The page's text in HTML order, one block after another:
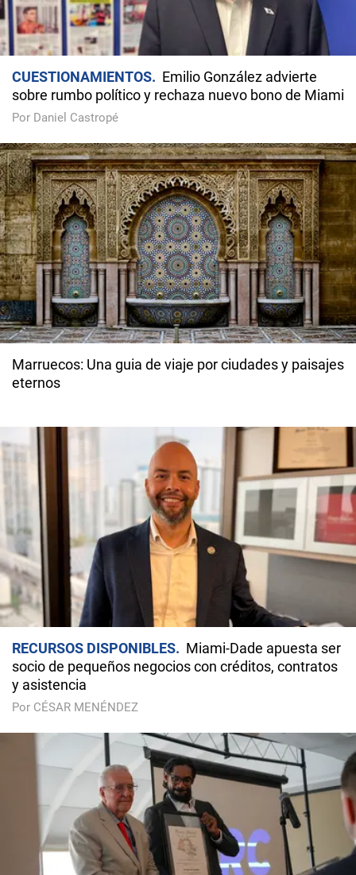
CUESTIONAMIENTOS
Emilio González advierte
sobre rumbo político y rechaza nuevo bono de Miami
Por Daniel Castropé
Marruecos: Una guia de viaje por ciudades y paisajes
eternos
RECURSOS DISPONIBLES
Miami-Dade apuesta ser
socio de pequeños negocios con créditos, contratos
y asistencia
Por CÉSAR MENÉNDEZ